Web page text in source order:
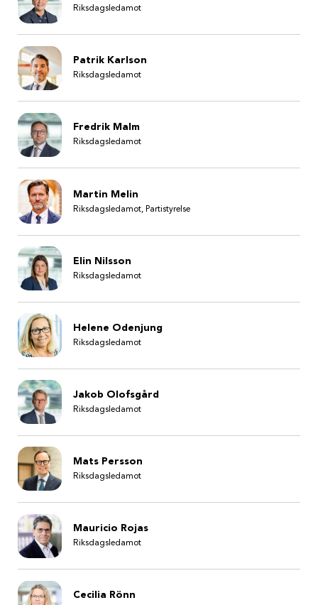
Riksdagsledamot
Patrik Karlson
Riksdagsledamot
Fredrik Malm
Riksdagsledamot
Martin Melin
Riksdagsledamot, Partistyrelse
Elin Nilsson
Riksdagsledamot
Helene Odenjung
Riksdagsledamot
Jakob Olofsgård
Riksdagsledamot
Mats Persson
Riksdagsledamot
Mauricio Rojas
Riksdagsledamot
Cecilia Rönn